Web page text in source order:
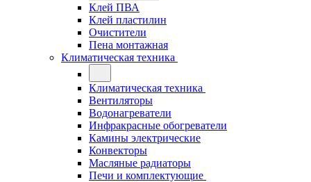
Клей ПВА
Клей пластилин
Очистители
Пена монтажная
Климатическая техника
Климатическая техника
Вентиляторы
Водонагреватели
Инфракрасные обогреватели
Камины электрические
Конвекторы
Масляные радиаторы
Печи и комплектующие